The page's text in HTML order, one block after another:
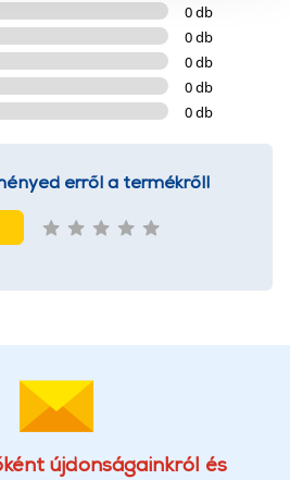
a cookie-k használatát.
Adatvédelem
0 db
0 db
0 db
0 db
0 db
erről a termékről!
újdonságainkról és